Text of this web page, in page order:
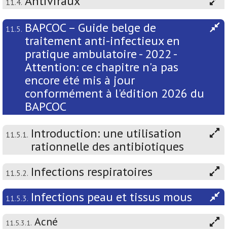
11.4.
11.5. BAPCOC – Guide belge de
traitement anti-infectieux en
pratique ambulatoire - 2022 -
Attention: ce chapitre n'a pas
encore été mis à jour
conformément à l'édition 2026 du
BAPCOC
11.5.1. Introduction: une utilisation
rationnelle des antibiotiques
11.5.2. Infections respiratoires
11.5.3. Infections peau et tissus mous
11.5.3.1. Acné